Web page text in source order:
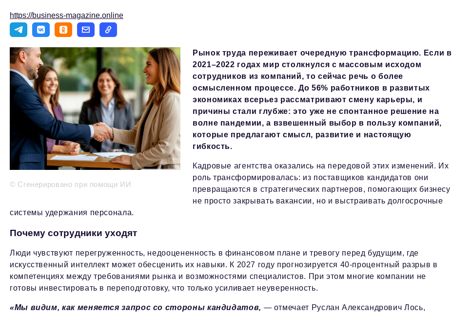
https://business-magazine.online
© Сгенерировано при помощи ИИ
Рынок труда переживает очередную трансформацию. Если в
2021–2022 годах мир столкнулся с массовым исходом
сотрудников из компаний, то сейчас речь о более
осмысленном процессе. До 56% работников в развитых
экономиках всерьез рассматривают смену карьеры, и
причины стали глубже: это уже не спонтанное решение на
волне пандемии, а взвешенный выбор в пользу компаний,
которые предлагают смысл, развитие и настоящую
гибкость.
Кадровые агентства оказались на передовой этих изменений. Их
роль трансформировалась: из поставщиков кандидатов они
превращаются в стратегических партнеров, помогающих бизнесу
не просто закрывать вакансии, но и выстраивать долгосрочные
системы удержания персонала.
Почему сотрудники уходят
Люди чувствуют перегруженность, недооцененность в финансовом плане и тревогу перед будущим, где
искусственный интеллект может обесценить их навыки. К 2027 году прогнозируется 40-процентный разрыв в
компетенциях между требованиями рынка и возможностями специалистов. При этом многие компании не
готовы инвестировать в переподготовку, что только усиливает неуверенность.
«Мы видим, как меняется запрос со стороны кандидатов, — отмечает Руслан Александрович Лось,